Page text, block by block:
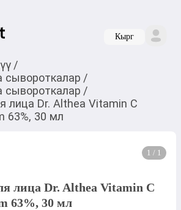
Кырг
/
/
/
лица Dr. Althea Vitamin C
63%, 30 мл
1 / 1
лица Dr. Althea Vitamin C
63%, 30 мл